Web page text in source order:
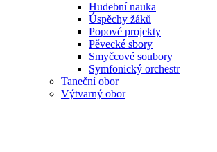
Hudební nauka
Úspěchy žáků
Popové projekty
Pěvecké sbory
Smyčcové soubory
Symfonický orchestr
Taneční obor
Výtvarný obor